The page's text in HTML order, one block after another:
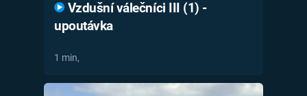
Vzdušní válečníci III (1) -
upoutávka
1 min,